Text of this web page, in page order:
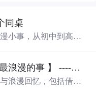
同桌
小事，从初中到高
【说说你和异性同桌干过的最浪漫的事 】 ----看到第176楼就突然沉默了....（节选自百度DotA吧）...
浪漫回忆，包括借肩